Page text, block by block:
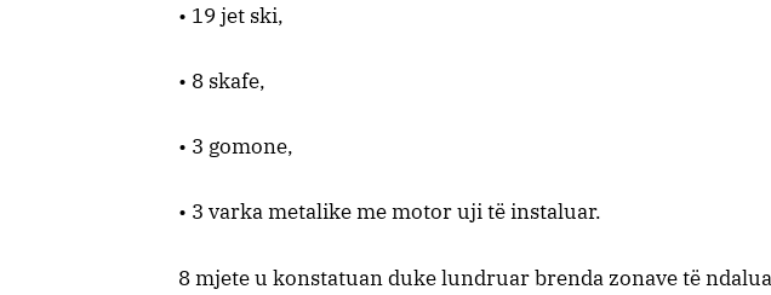
• 19 jet ski,
• 8 skafe,
• 3 gomone,
• 3 varka metalike me motor uji të instaluar.
8 mjete u konstatuan duke lundruar brenda zonave të